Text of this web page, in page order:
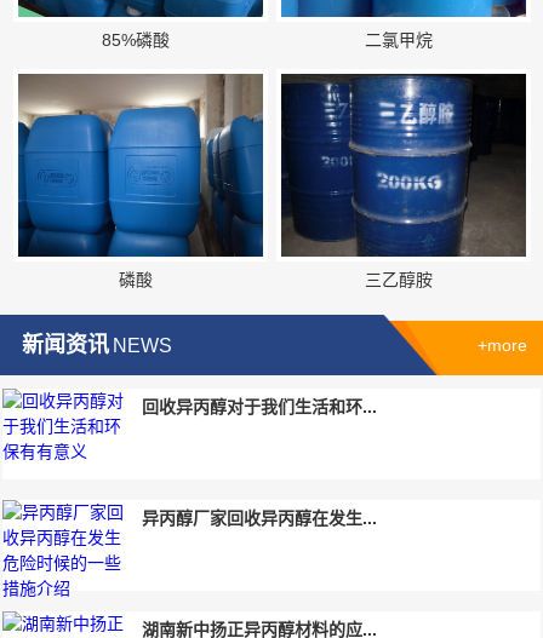
85%磷酸 二氯甲烷
磷酸 三乙醇胺
新闻资讯 NEWS +more
回收异丙醇对于我们生活和环...
异丙醇厂家回收异丙醇在发生...
湖南新中扬正异丙醇材料的应...